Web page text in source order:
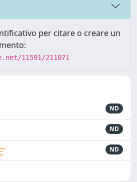
per citare o creare un
11591/211071
ND
ND
ND